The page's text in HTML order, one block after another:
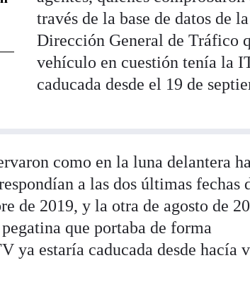
través de la base de datos de la
Dirección General de Tráfico
vehículo en cuestión tenía la
caducada desde el 19 de
como en la luna delantera
a las dos últimas fechas
de 2019, y la otra de agosto de
que portaba de forma
ya estaría caducada desde hacía